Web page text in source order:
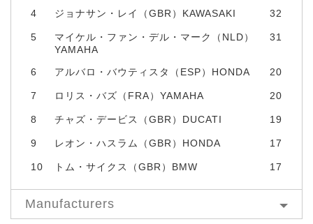
4 ジョナサン・レイ（GBR）KAWASAKI 32
5
マイケル・ファン・デル・マーク（NLD）
YAMAHA
31
6 アルバロ・バウティスタ（ESP）HONDA 20
7 ロリス・バズ（FRA）YAMAHA 20
8 チャズ・デービス（GBR）DUCATI 19
9 レオン・ハスラム（GBR）HONDA 17
10 トム・サイクス（GBR）BMW 17
Manufacturers